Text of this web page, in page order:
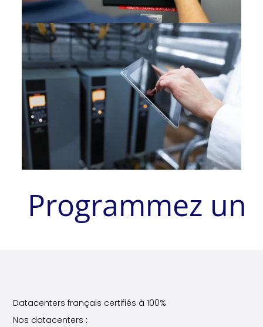
Programmez
Datacenters français certifiés à 100%
Nos datacenters :